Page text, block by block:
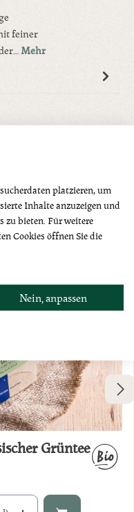
platzieren, um
Inhalte anzuzeigen und
zu bieten. Für weitere
Cookies öffnen Sie die
Nein, anpassen
feiner
Mehr
wir
Grüntee
Wert ein oder benutze